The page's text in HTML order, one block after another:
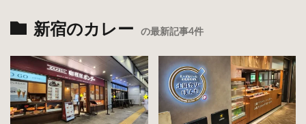
新宿のカレー の最新記事4件